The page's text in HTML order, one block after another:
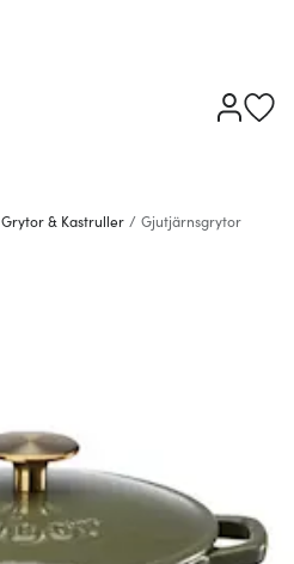
Grytor & Kastruller / Gjutjärnsgrytor